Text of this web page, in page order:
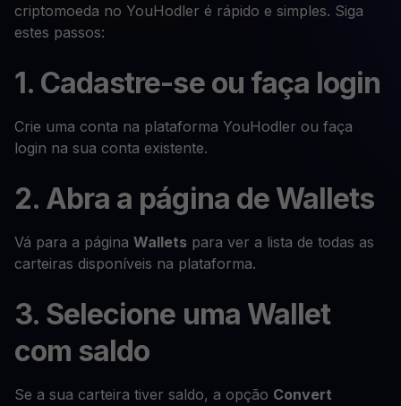
criptomoeda no YouHodler é rápido e simples. Siga
estes passos:
1. Cadastre-se ou faça login
Crie uma conta na plataforma YouHodler ou faça
login na sua conta existente.
2. Abra a página de Wallets
Vá para a página Wallets para ver a lista de todas as
carteiras disponíveis na plataforma.
3. Selecione uma Wallet
com saldo
Se a sua carteira tiver saldo, a opção Convert